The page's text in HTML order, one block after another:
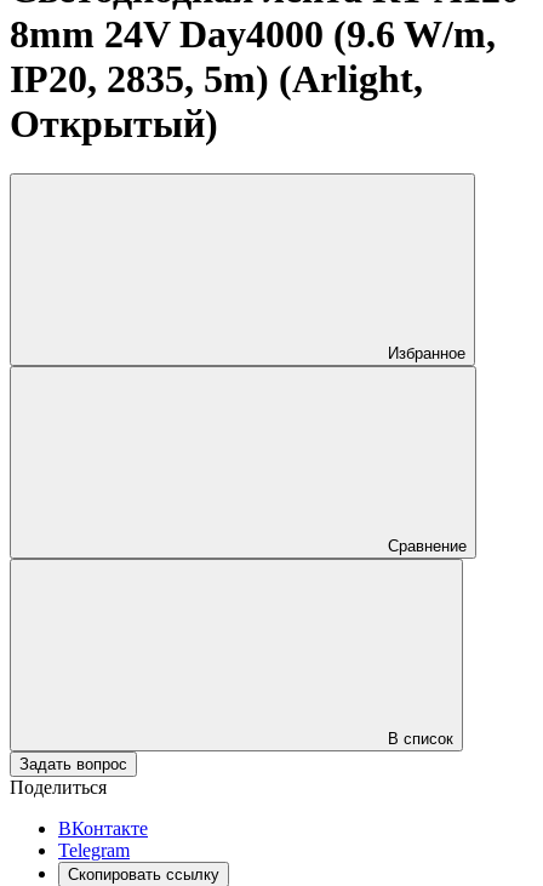
8mm 24V Day4000 (9.6 W/m,
IP20, 2835, 5m) (Arlight,
Открытый)
Избранное
Сравнение
В список
Задать вопрос
Поделиться
ВКонтакте
Telegram
Скопировать ссылку